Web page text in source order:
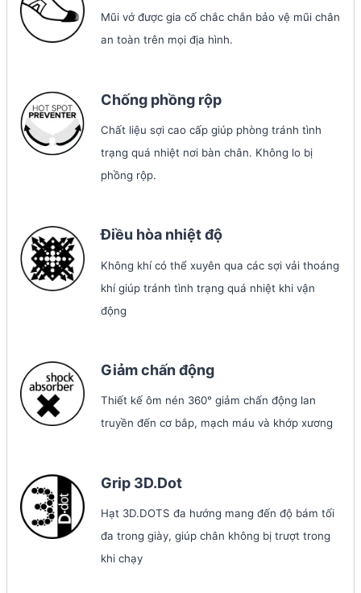
Mũi vớ được gia cố chắc chắn bảo vệ mũi chân
an toàn trên mọi địa hình.
Chống phồng rộp
Chất liệu sợi cao cấp giúp phòng tránh tình
trạng quá nhiệt nơi bàn chân. Không lo bị
phồng rộp.
Điều hòa nhiệt độ
Không khí có thể xuyên qua các sợi vải thoáng
khí giúp tránh tình trạng quá nhiệt khi vận
động
Giảm chấn động
Thiết kế ôm nén 360° giảm chấn động lan
truyền đến cơ bắp, mạch máu và khớp xương
Grip 3D.Dot
Hạt 3D.DOTS đa hướng mang đến độ bám tối
đa trong giày, giúp chân không bị trượt trong
khi chạy